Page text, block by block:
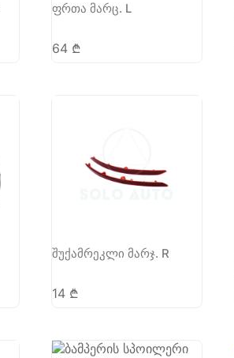
ფრთა მარც. L
64 ₾
შუქამრეკლი მარჯ. R
14 ₾